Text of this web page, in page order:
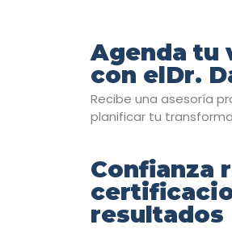
Agenda tu
con elDr.
Recibe una asesoría
planificar tu
Confianza
resultados